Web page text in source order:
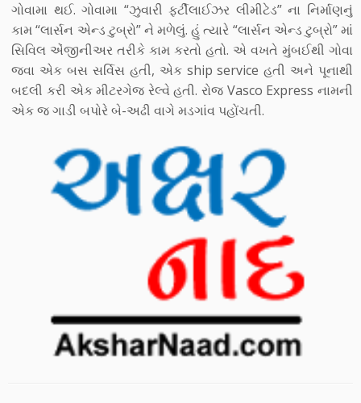
ગોવામા થઈ. ગોવામા “ઝુવારી ફર્ટીલાઈઝર લીમીટેડ” ના નિર્માણનું
કામ “લાર્સન એન્ડ ટુબ્રો” ને મળેલું. હું ત્યારે “લાર્સન એન્ડ ટુબ્રો” માં
સિવિલ એંજીનીઅર તરીકે કામ કરતો હતો. એ વખતે મુંબઈથી ગોવા
જવા એક બસ સર્વિસ હતી, એક ship service હતી અને પૂનાથી
બદલી કરી એક મીટરગેજ રેલ્વે હતી. રોજ Vasco Express નામની
એક જ ગાડી બપોરે બે-અઢી વાગે મડગાંવ પહોંચતી.